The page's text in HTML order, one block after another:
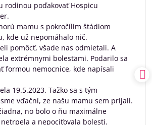
5
rodinou poďakovať Hospicu
mamu s pokročílim štádiom
kde už nepomáhalo nič.
pomôcť, všade nas odmietali. A
extrémnymi bolesťami. Podarilo sa
formou nemocnice, kde napísali
19.5.2023. Tažko sa s tým
vďační, ze našu mamu sem prijali.
no bolo o ňu maximálne
a nepociťovala bolesti.